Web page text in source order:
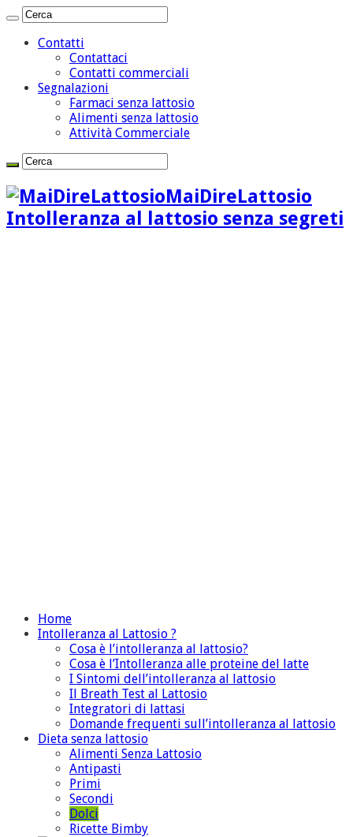
Contatti
Contattaci
Contatti commerciali
Segnalazioni
Farmaci senza lattosio
Alimenti senza lattosio
Attività Commerciale
MaiDireLattosio
Intolleranza al lattosio senza segreti
Home
Intolleranza al Lattosio ?
Cosa è l’intolleranza al lattosio?
Cosa è l’Intolleranza alle proteine del latte
I Sintomi dell’intolleranza al lattosio
Il Breath Test al Lattosio
Integratori di lattasi
Domande frequenti sull’intolleranza al lattosio
Dieta senza lattosio
Alimenti Senza Lattosio
Antipasti
Primi
Secondi
Dolci
Ricette Bimby